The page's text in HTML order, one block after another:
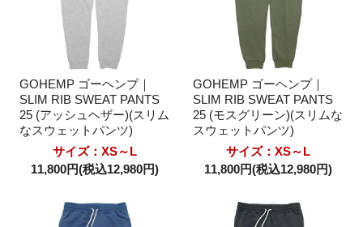
GOHEMP ゴーヘンプ｜
SLIM RIB SWEAT PANTS
25 (アッシュヘザー)(スリム
なスウェットパンツ)
サイズ：XS～L
11,800円(税込12,980円)
GOHEMP ゴーヘンプ｜
SLIM RIB SWEAT PANTS
25 (モスグリーン)(スリムな
スウェットパンツ)
サイズ：XS～L
11,800円(税込12,980円)